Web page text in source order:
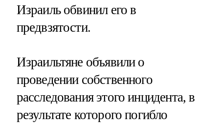
Израиль обвинил его в
предвзятости.
Израильтяне объявили о
проведении собственного
расследования этого инцидента, в
результате которого погибло